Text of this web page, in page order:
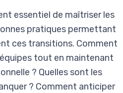
essentiel de maîtriser les
pratiques permettant
ces transitions. Comment
tout en maintenant
? Quelles sont les
? Comment anticiper